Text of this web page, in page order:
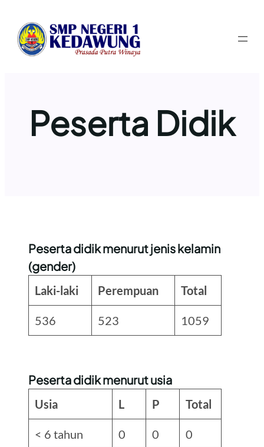
konten
Peserta Didik
Peserta didik menurut jenis kelamin
(gender)
Laki-laki Perempuan Total
536 523 1059
Peserta didik menurut usia
Usia L P Total
< 6 tahun 0 0 0